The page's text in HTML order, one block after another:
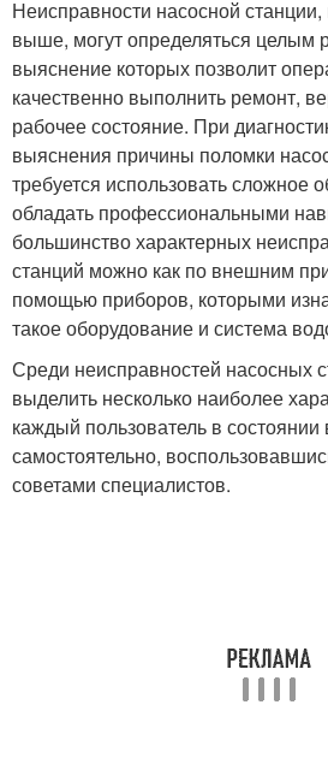
Неисправности насосной станции,
выше, могут определяться целым
выяснение которых позволит
качественно выполнить ремонт,
рабочее состояние. При
выяснения причины поломки
требуется использовать сложное
обладать профессиональными
большинство характерных
станций можно как по внешним
помощью приборов, которыми
такое оборудование и система
Среди неисправностей насосных
выделить несколько наиболее
каждый пользователь в состоянии
самостоятельно,
советами специалистов.